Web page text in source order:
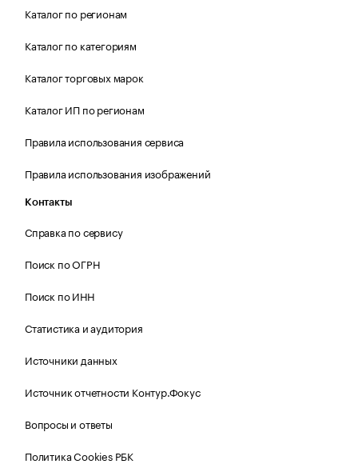
Каталог по регионам
Каталог по категориям
Каталог торговых марок
Каталог ИП по регионам
Правила использования сервиса
Правила использования изображений
Контакты
Справка по сервису
Поиск по ОГРН
Поиск по ИНН
Статистика и аудитория
Источники данных
Источник отчетности Контур.Фокус
Вопросы и ответы
Политика Cookies РБК